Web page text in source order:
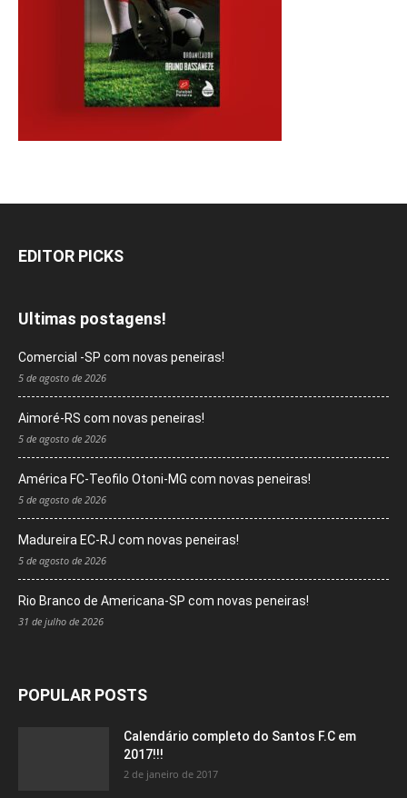
EDITOR PICKS
Ultimas postagens!
Comercial -SP com novas peneiras!
5 de agosto de 2026
Aimoré-RS com novas peneiras!
5 de agosto de 2026
América FC-Teofilo Otoni-MG com novas peneiras!
5 de agosto de 2026
Madureira EC-RJ com novas peneiras!
5 de agosto de 2026
Rio Branco de Americana-SP com novas peneiras!
31 de julho de 2026
POPULAR POSTS
Calendário completo do Santos F.C em
2017!!!
2 de janeiro de 2017